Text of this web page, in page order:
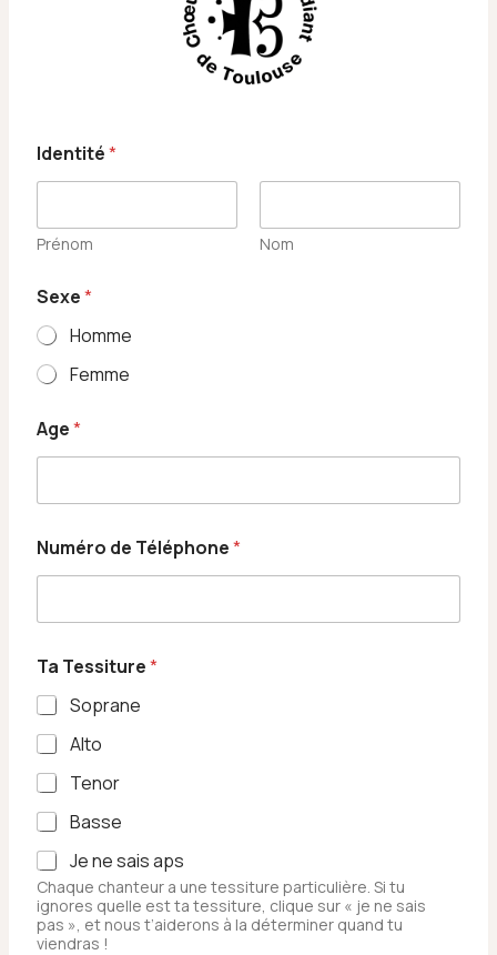
Identité*
Prénom Nom
Sexe*
Homme
Femme
Age*
Numéro de Téléphone*
Ta Tessiture*
Soprane
Alto
Tenor
Basse
Je ne sais aps
Chaque chanteur a une tessiture particulière. Si tu
ignores quelle est ta tessiture, clique sur « je ne sais
pas », et nous t’aiderons à la déterminer quand tu
viendras !